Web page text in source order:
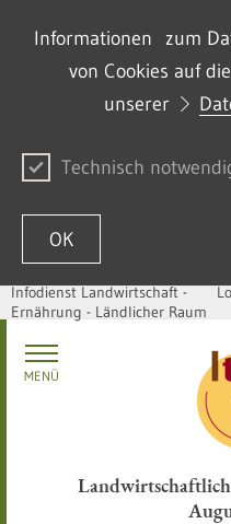
Informationen zum
von Cookies auf
unserer
Technisch
OK
Zum Inhalt springen
Infodienst Landwirtschaft -
Ernährung - Ländlicher Raum
MENÜ